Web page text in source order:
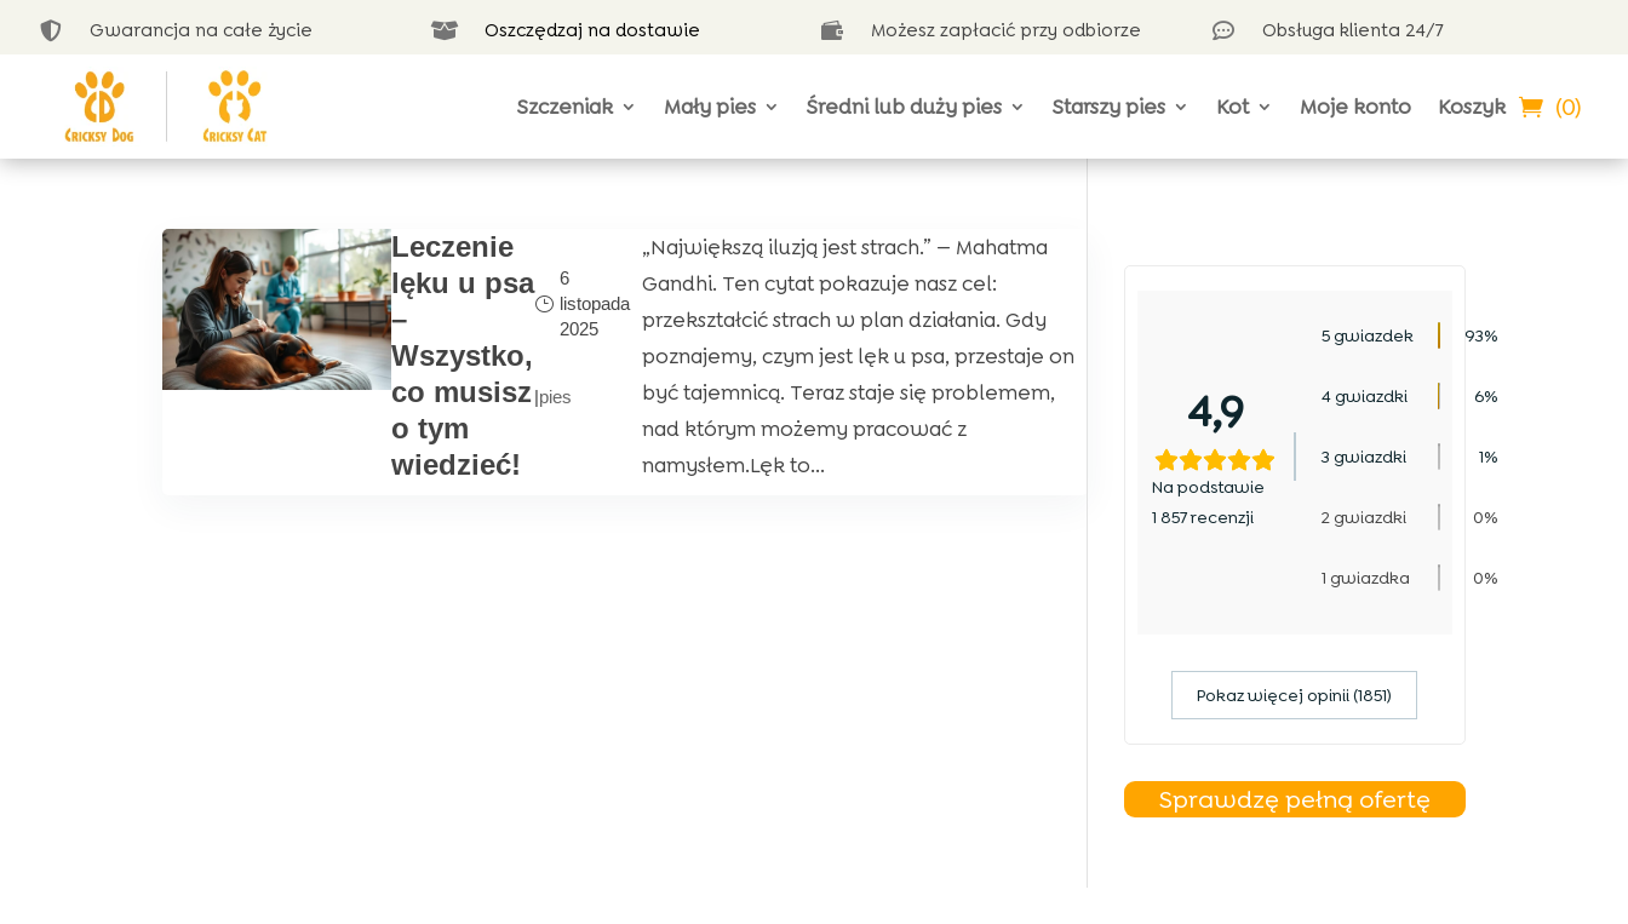
 Gwarancja na całe życie  Oszczędzaj na dostawie  Możesz zapłacić przy odbiorze  Obsługa klienta 24/7
Szczeniak Mały pies Średni lub duży pies Starszy pies Kot Moje konto Koszyk (0)
Leczenie
lęku u psa
–
Wszystko,
co musisz
o tym
wiedzieć!
6
listopada
2025
|pies
„Największą iluzją jest strach.” — Mahatma
Gandhi. Ten cytat pokazuje nasz cel:
przekształcić strach w plan działania. Gdy
poznajemy, czym jest lęk u psa, przestaje on
być tajemnicą. Teraz staje się problemem,
nad którym możemy pracować z
namysłem.Lęk to...
4,9
Na podstawie
1 857 recenzji
5 gwiazdek 93%
4 gwiazdki 6%
3 gwiazdki 1%
2 gwiazdki 0%
1 gwiazdka 0%
Pokaz więcej opinii (1851)
Sprawdzę pełną ofertę